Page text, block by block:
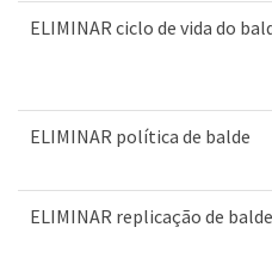
ELIMINAR ciclo de vida do
ELIMINAR política de balde
ELIMINAR replicação de balde